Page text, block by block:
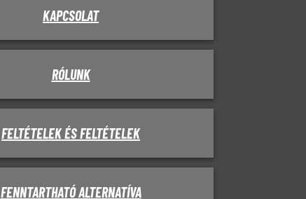
KAPCSOLAT
RÓLUNK
FELTÉTELEK ÉS FELTÉTELEK
FENNTARTHATÓ ALTERNATÍVA